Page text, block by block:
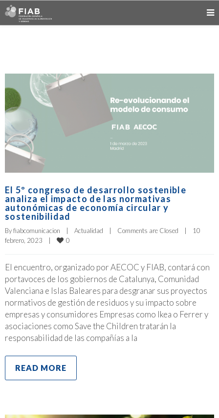
El 5º congreso de desarrollo sostenible
analiza el impacto de las normativas
autonómicas de economía circular y
sostenibilidad
By fiabcomunicacion | Actualidad | Comments are Closed |
10
febrero, 2023
| 0
El encuentro, organizado por AECOC y FIAB, contará con
portavoces de los gobiernos de Catalunya, Comunidad
Valenciana e Islas Baleares para desgranar sus proyectos
normativos de gestión de residuos y su impacto sobre
empresas y consumidores Empresas como Ikea o Ferrer y
asociaciones como Save the Children tratarán la
responsabilidad de las compañías a la
READ MORE